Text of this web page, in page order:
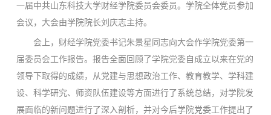
一届中共山东科技大学财经学院委员会委员。学院全体党员参加
会议，大会由学院院长刘庆志主持。
会上，财经学院党委书记朱景星同志向大会作学院党委第一
届委员会工作报告。报告全面回顾了学院党委自成立以来在党的
领导下取得的成绩，从党建与思想政治工作、教育教学、学科建
设、科学研究、师资队伍建设等方面进行了系统总结，对学院发
展面临的新问题进行了深入剖析，并对今后学院党委工作提出了